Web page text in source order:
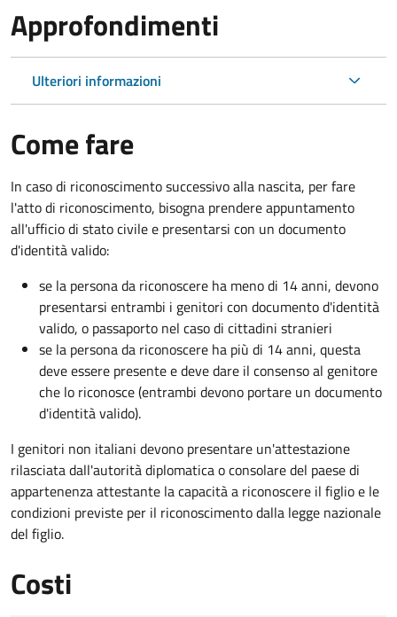
Approfondimenti
Ulteriori informazioni
Come fare
In caso di riconoscimento successivo alla nascita, per fare
l'atto di riconoscimento, bisogna prendere appuntamento
all'ufficio di stato civile e presentarsi con un documento
d'identità valido:
se la persona da riconoscere ha meno di 14 anni, devono
presentarsi entrambi i genitori con documento d'identità
valido, o passaporto nel caso di cittadini stranieri
se la persona da riconoscere ha più di 14 anni, questa
deve essere presente e deve dare il consenso al genitore
che lo riconosce (entrambi devono portare un documento
d'identità valido).
I genitori non italiani devono presentare un'attestazione
rilasciata dall'autorità diplomatica o consolare del paese di
appartenenza attestante la capacità a riconoscere il figlio e le
condizioni previste per il riconoscimento dalla legge nazionale
del figlio.
Costi